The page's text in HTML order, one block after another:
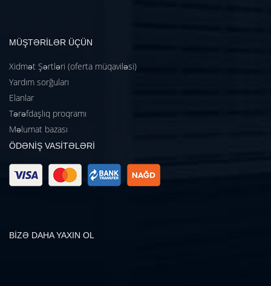
MÜŞTƏRİLƏR ÜÇÜN
Xidmət Şərtləri (oferta müqaviləsi)
Yardım sorğuları
Elanlar
Tərəfdaşlıq proqramı
Məlumat bazası
ÖDƏNİŞ VASİTƏLƏRİ
BİZƏ DAHA YAXIN OL